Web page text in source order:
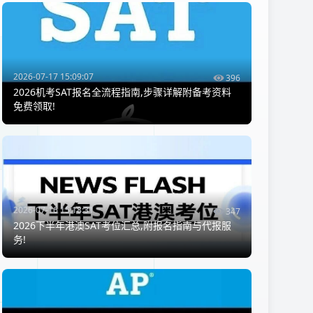
2026-07-17 15:09:07 396
2026机考SAT报名全流程指南,步骤详解附备考资料
免费领取!
2026-07-16 15:18:31 347
2026下半年港澳SAT考位汇总,附报名指南与代报服
务!